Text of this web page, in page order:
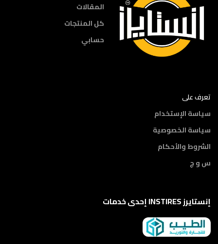
المقالات
كل المنتجات
حسابي
تعرف على
سياسة الإستخدام
سياسة الخصوصية
الشروط والأحكام
س و ج
إنستايرز INSTIRES إحدى خدمات